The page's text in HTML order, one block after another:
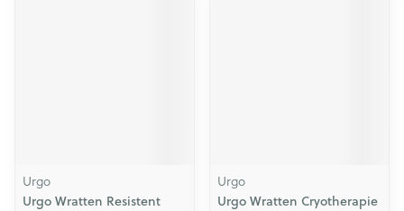
Urgo
Urgo Wratten Resistent
Urgo
Urgo Wratten Cryotherapie